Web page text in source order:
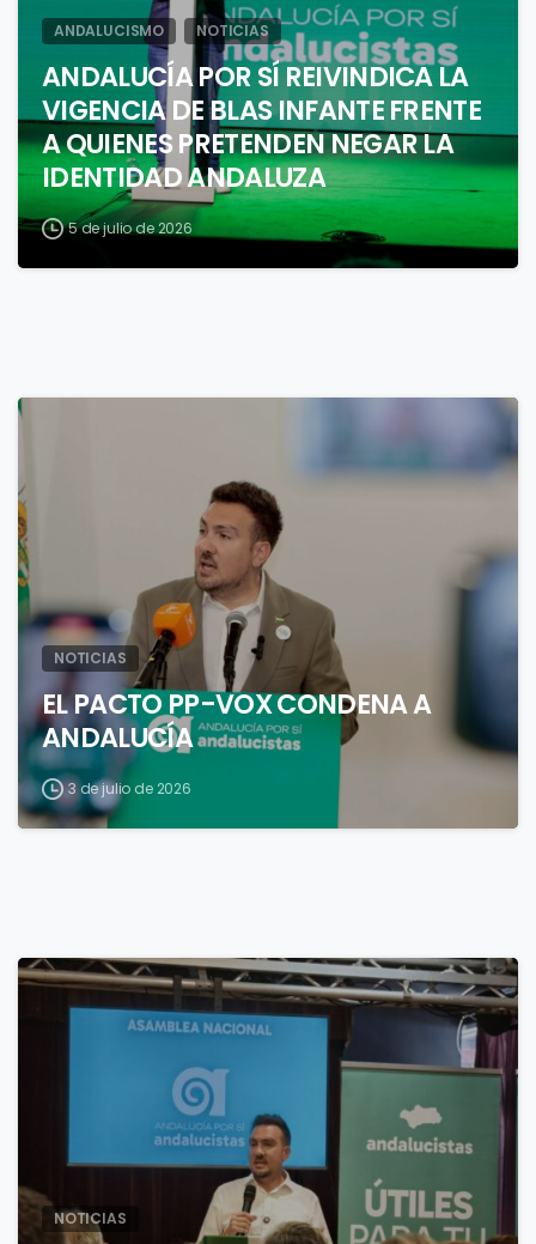
ANDALUCISMO NOTICIAS
ANDALUCÍA POR SÍ REIVINDICA LA
VIGENCIA DE BLAS INFANTE FRENTE
A QUIENES PRETENDEN NEGAR LA
IDENTIDAD ANDALUZA
5 de julio de 2026
NOTICIAS
EL PACTO PP-VOX CONDENA A
ANDALUCÍA
3 de julio de 2026
4
NOTICIAS